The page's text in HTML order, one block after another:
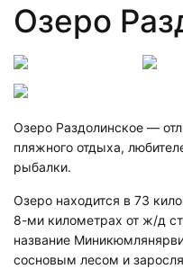
Озеро
Озеро Раздолинское —
пляжного отдыха,
рыбалки.
Озеро находится в 73
8-ми километрах от ж/д
название
сосновым лесом и